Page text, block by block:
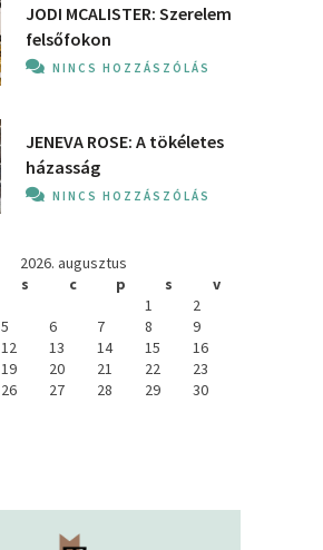
JODI MCALISTER: Szerelem
felsőfokon
NINCS HOZZÁSZÓLÁS
JENEVA ROSE: A ​tökéletes
házasság
NINCS HOZZÁSZÓLÁS
2026. augusztus
s c p s
v
1
2
5 6 7 8
9
12 13 14 15
16
19 20 21 22
23
26 27 28 29
30